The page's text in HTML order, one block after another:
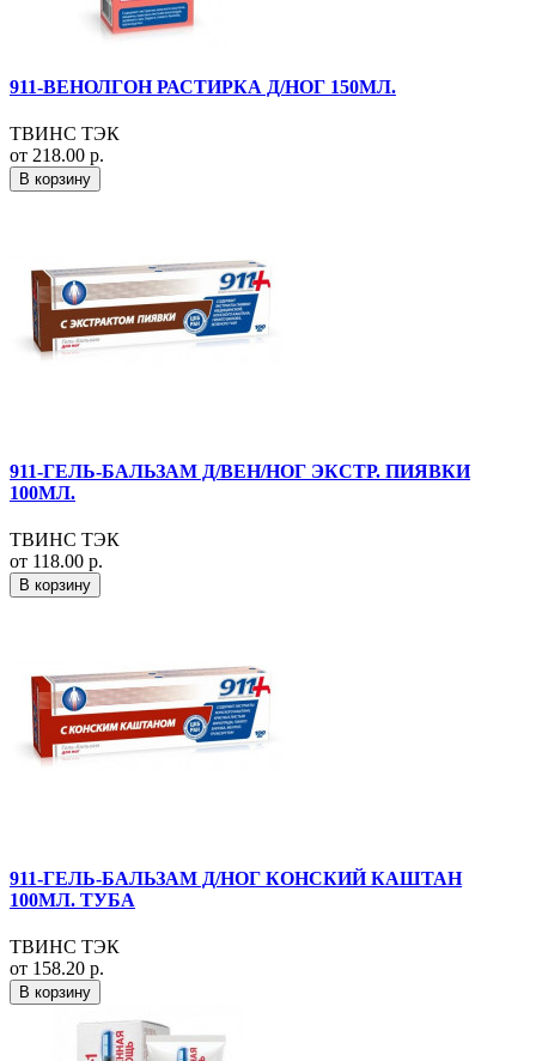
911-ВЕНОЛГОН РАСТИРКА Д/НОГ 150МЛ.
ТВИНС ТЭК
от 218.00 р.
В корзину
911-ГЕЛЬ-БАЛЬЗАМ Д/ВЕН/НОГ ЭКСТР. ПИЯВКИ
100МЛ.
ТВИНС ТЭК
от 118.00 р.
В корзину
911-ГЕЛЬ-БАЛЬЗАМ Д/НОГ КОНСКИЙ КАШТАН
100МЛ. ТУБА
ТВИНС ТЭК
от 158.20 р.
В корзину